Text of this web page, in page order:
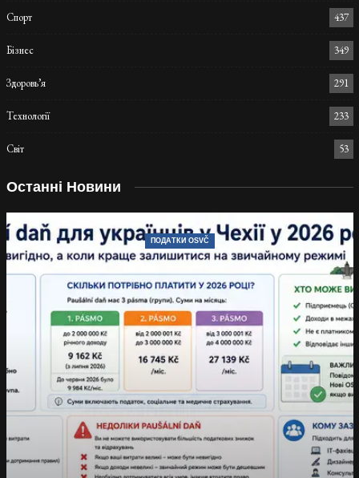
Спорт 437
Бізнес 349
Здоровь’я 291
Технології 233
Світ 53
Останні Новини
ПОДАТКИ OSVČ